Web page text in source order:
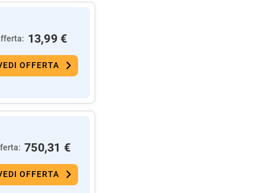
13,99 €
OFFERTA
750,31 €
OFFERTA